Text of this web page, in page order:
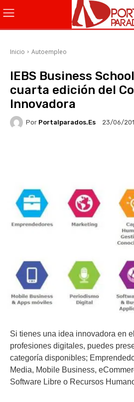
Inicio Autoempleo
IEBS Business
cuarta edición del
Innovadora
Por Portalparados.es 23/06/
Si tienes una idea innovadora en
profesiones digitales, puedes
categoría disponibles;
Media, Mobile Business,
Software Libre o Recursos